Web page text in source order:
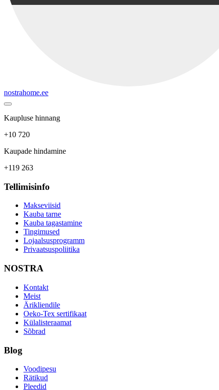
nostrahome.ee
Kaupluse hinnang
+10 720
Kaupade hindamine
+119 263
Tellimisinfo
Makseviisid
Kauba tarne
Kauba tagastamine
Tingimused
Lojaalsusprogramm
Privaatsuspoliitika
NOSTRA
Kontakt
Meist
Ärikliendile
Oeko-Tex sertifikaat
Külalisteraamat
Sõbrad
Blog
Voodipesu
Rätikud
Pleedid